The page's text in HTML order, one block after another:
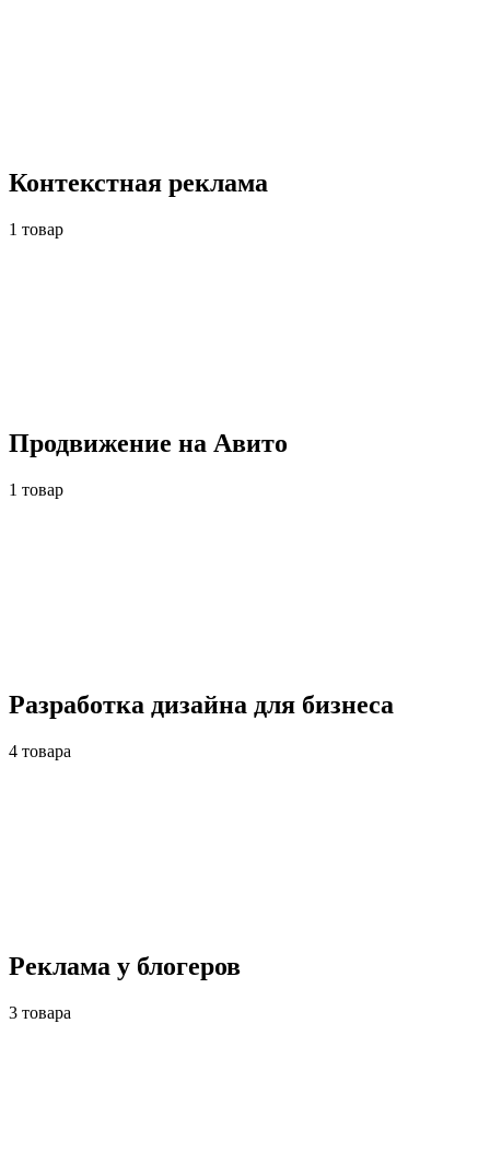
Контекстная реклама
1 товар
Продвижение на Авито
1 товар
Разработка дизайна для бизнеса
4 товара
Реклама у блогеров
3 товара